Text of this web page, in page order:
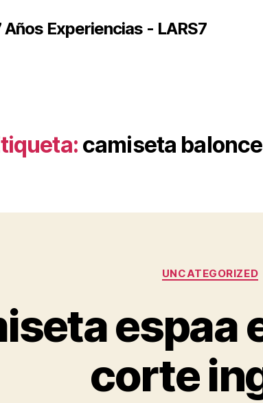
Años Experiencias - LARS7
camiseta
Categorías
UNCATEGORIZED
espaa
corte